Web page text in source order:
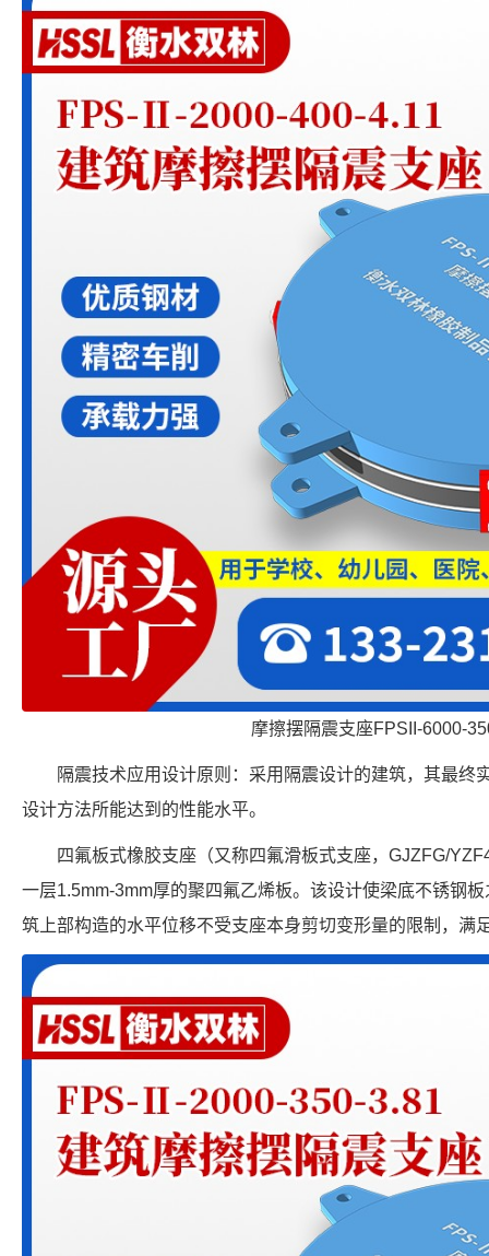
摩擦摆隔震支座FPSII-6000-
隔震技术应用设计原则：采用隔震设计的建筑，其最终
设计方法所能达到的性能水平。
四氟板式橡胶支座（又称四氟滑板式支座，GJZFG/
一层1.5mm-3mm厚的聚四氟乙烯板。该设计使梁底不锈钢
筑上部构造的水平位移不受支座本身剪切变形量的限制，满